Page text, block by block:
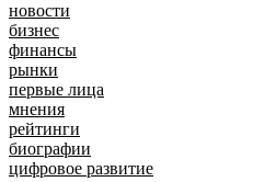
новости
бизнес
финансы
рынки
первые лица
мнения
рейтинги
биографии
цифровое развитие